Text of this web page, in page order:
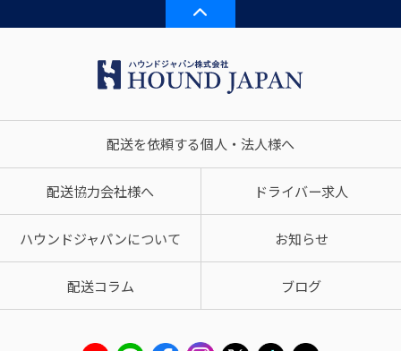
配送を依頼する個人・法人様へ
配送協力会社様へ ドライバー求人
ハウンドジャパンについて お知らせ
配送コラム ブログ